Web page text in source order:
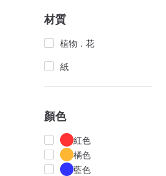
材質
植物．花
紙
顏色
紅色
橘色
藍色